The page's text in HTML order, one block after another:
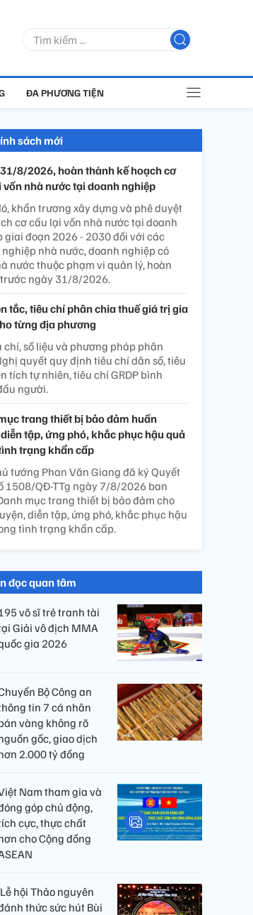
ĐA PHƯƠNG TIỆN
sách mới
8/2026, hoàn thành kế hoạch cơ
vốn nhà nước tại doanh nghiệp
khẩn trương xây dựng và phê duyệt
cơ cấu lại vốn nhà nước tại doanh
giai đoạn 2026 - 2030 đối với các
nhà nước, doanh nghiệp có
nước thuộc phạm vi quản lý, hoàn
ngày 31/8/2026.
tắc, tiêu chí phân chia thuế giá trị gia
từng địa phương
chí, số liệu và phương pháp phân
quyết quy định tiêu chí dân số, tiêu
tích tự nhiên, tiêu chí GRDP bình
người.
trang thiết bị bảo đảm huấn
tập, ứng phó, khắc phục hậu quả
trạng khẩn cấp
tướng Phan Văn Giang đã ký Quyết
1508/QĐ-TTg ngày 7/8/2026 ban
mục trang thiết bị bảo đảm cho
diễn tập, ứng phó, khắc phục hậu
tình trạng khẩn cấp.
đọc quan tâm
võ sĩ trẻ tranh tài
Giải vô địch MMA
gia 2026
Bộ Công an
tin 7 cá nhân
vàng không rõ
gốc, giao dịch
2.000 tỷ đồng
Nam tham gia và
góp chủ động,
cực, thực chất
cho Cộng đồng
​ Lễ hội Thảo nguyên
thức sức hút Bùi